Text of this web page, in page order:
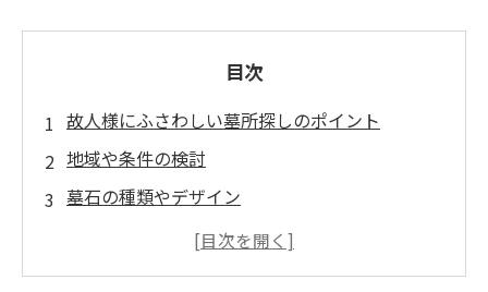
目次
故人様にふさわしい墓所探しのポイント
地域や条件の検討
墓石の種類やデザイン
セット費用や維持管理費用
ガーデンニュータウン霊園は周辺環境がとても